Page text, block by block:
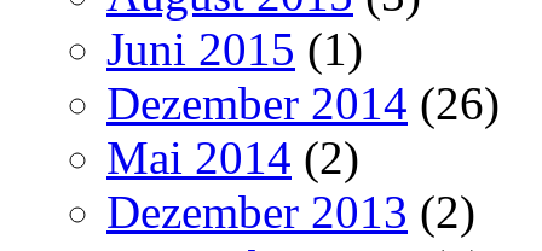
Juni 2015 (1)
Dezember 2014 (26)
Mai 2014 (2)
Dezember 2013 (2)